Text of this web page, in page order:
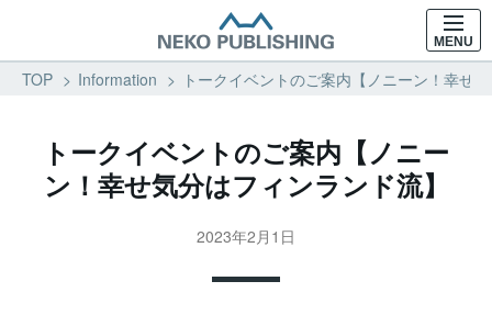
MENU
TOP Information トークイベントのご案内【ノニーン！幸せ
トークイベントのご案内【ノニー
ン！幸せ気分はフィンランド流】
2023年2月1日